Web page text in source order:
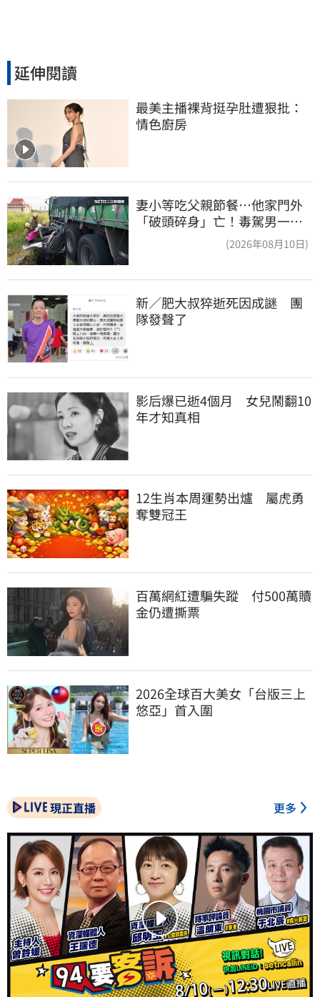
延伸閱讀
最美主播裸背挺孕肚遭狠批：
情色廚房
妻小等吃父親節餐⋯他家門外
「破頭碎身」亡！毒駕男一路
(2026年08月10日)
新／肥大叔猝逝死因成謎　團
隊發聲了
影后爆已逝4個月　女兒鬧翻10
年才知真相
12生肖本周運勢出爐　屬虎勇
奪雙冠王
百萬網紅遭騙失蹤　付500萬贖
金仍遭撕票
2026全球百大美女「台版三上
悠亞」首入圍
現正直播 更多